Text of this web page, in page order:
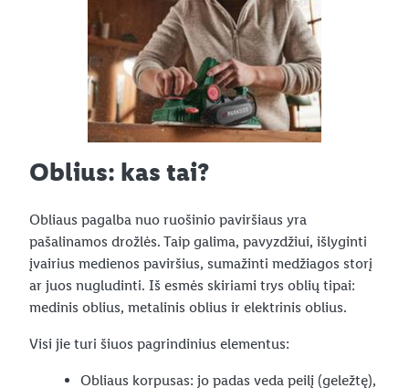
Oblius: kas tai?
Obliaus pagalba nuo ruošinio paviršiaus yra
pašalinamos drožlės. Taip galima, pavyzdžiui, išlyginti
įvairius medienos paviršius, sumažinti medžiagos storį
ar juos nugludinti. Iš esmės skiriami trys oblių tipai:
medinis oblius, metalinis oblius ir elektrinis oblius.
Visi jie turi šiuos pagrindinius elementus:
Obliaus korpusas: jo padas veda peilį (geležtę),